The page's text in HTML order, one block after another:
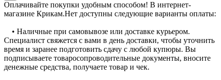
Оплачивайте покупки удобным способом! В интернет-
магазине Крикам.Нет доступны следующие варианты оплаты:
• Наличные при самовывозе или доставке курьером.
Специалист свяжется с вами в день доставки, чтобы уточнить
время и заранее подготовить сдачу с любой купюры. Вы
подписываете товаросопроводительные документы, вносите
денежные средства, получаете товар и чек.